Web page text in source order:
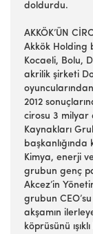
doldurdu.
AKKÖK’ÜN
Akkök Holding
Kocaeli, Bolu,
akrilik şirketi
2012
cirosu 3 milyar
Kaynakları
başkanlığında
Kimya, enerji
grubun genç
Akcez’in
grubun
akşamın
köprüsünü